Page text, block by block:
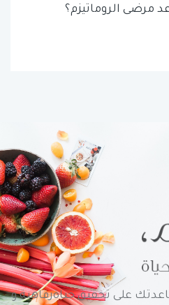
مرضى الروماتيزم؟
على تحقيق حياةرفاهية و